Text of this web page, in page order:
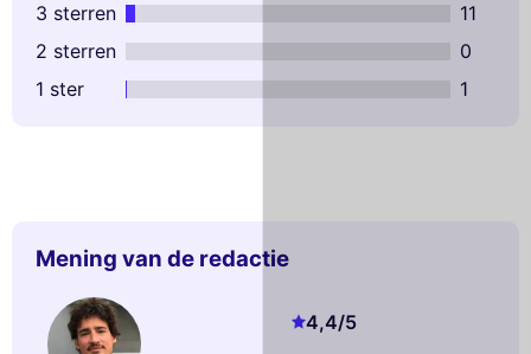
3 sterren
11
2 sterren
0
1 ster
1
Mening van de redactie
4,4/5